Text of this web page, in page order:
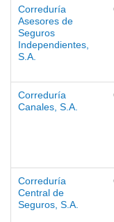
Correduría
Asesores de
Seguros
Independientes,
S.A.
Correduría
Canales, S.A.
Correduría
Central de
Seguros, S.A.